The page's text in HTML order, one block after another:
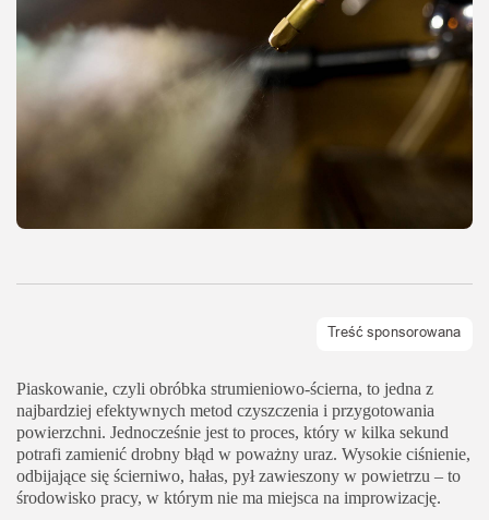
Piaskowanie, czyli obróbka strumieniowo‑ścierna, to jedna z
najbardziej efektywnych metod czyszczenia i przygotowania
powierzchni. Jednocześnie jest to proces, który w kilka sekund
potrafi zamienić drobny błąd w poważny uraz. Wysokie ciśnienie,
odbijające się ścierniwo, hałas, pył zawieszony w powietrzu – to
środowisko pracy, w którym nie ma miejsca na improwizację.